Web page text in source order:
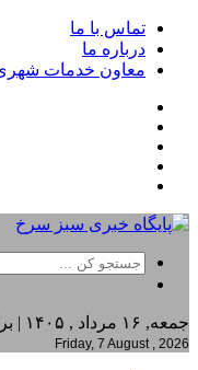
تماس با ما
درباره ما
معاون خدمات
جمعه, ۱۶ مرداد , ۱۴۰۵ | برابر با : 23 صفر 1448
Friday, 7 August , 2026